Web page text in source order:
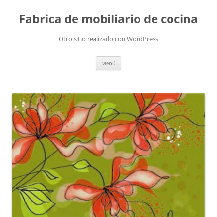
Fabrica de mobiliario de cocina
Otro sitio realizado con WordPress
Menú